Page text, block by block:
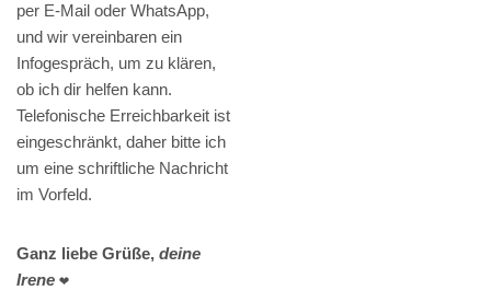
per E-Mail oder WhatsApp,
und wir vereinbaren ein
Infogespräch, um zu klären,
ob ich dir helfen kann.
Telefonische Erreichbarkeit ist
eingeschränkt, daher bitte ich
um eine schriftliche Nachricht
im Vorfeld.
Ganz liebe Grüße, deine
Irene ❤️